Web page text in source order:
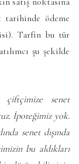
tarihinde ödeme
Tarfin bu tür
şu şekilde
çiftçimize senet
İpoteğimiz yok.
senet dışında
bu aldıkları